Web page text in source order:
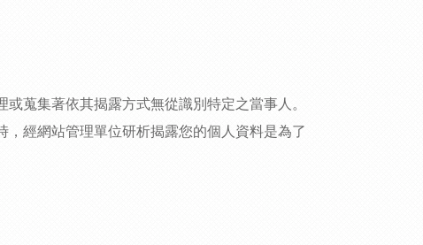
蒐集著依其揭露方式無從識別特定之當事人。
經網站管理單位研析揭露您的個人資料是為了